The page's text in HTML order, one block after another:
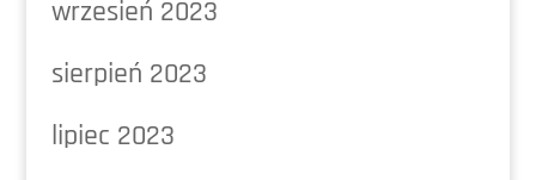
wrzesień 2023
sierpień 2023
lipiec 2023